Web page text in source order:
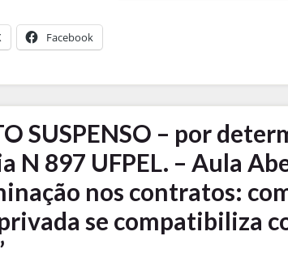
Facebook
SUSPENSO – por
N 897 UFPEL. – Aula
nos contratos:
se compatibiliza